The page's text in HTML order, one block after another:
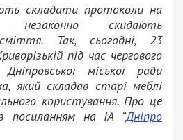
складати протоколи на
незаконно скидають
Так, сьогодні, 23
під час чергового
міської ради
який складав старі меблі
користування. Про це
на ІА “Дніпро